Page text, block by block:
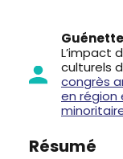
L’impact
culturels
congrès
en région
Résumé